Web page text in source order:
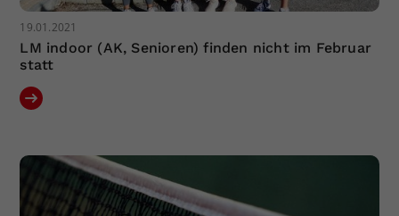
19.01.2021
LM indoor (AK, Senioren) finden nicht im Februar
statt